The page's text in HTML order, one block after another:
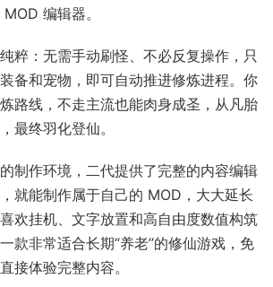
编辑器。
粹：无需手动刷怪、不必反复操作，只
备和宠物，即可自动推进修炼进程。你
路线，不走主流也能肉身成圣，从凡胎
最终羽化登仙。
制作环境，二代提供了完整的内容编辑
就能制作属于自己的 MOD，大大延长
欢挂机、文字放置和高自由度数值构筑
款非常适合长期“养老”的修仙游戏，免
接体验完整内容。